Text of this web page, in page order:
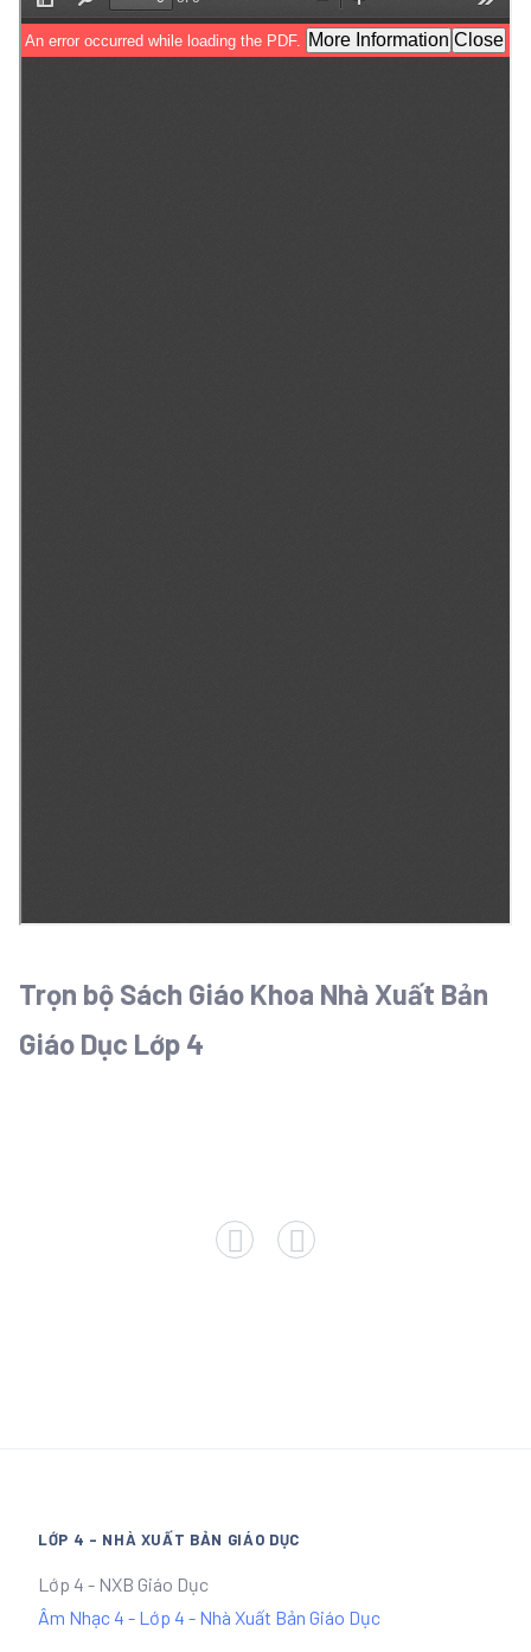
Trọn bộ Sách Giáo Khoa Nhà Xuất Bản
Giáo Dục Lớp 4
LỚP 4 - NHÀ XUẤT BẢN GIÁO DỤC
Lớp 4 - NXB Giáo Dục
Âm Nhạc 4 - Lớp 4 - Nhà Xuất Bản Giáo Dục